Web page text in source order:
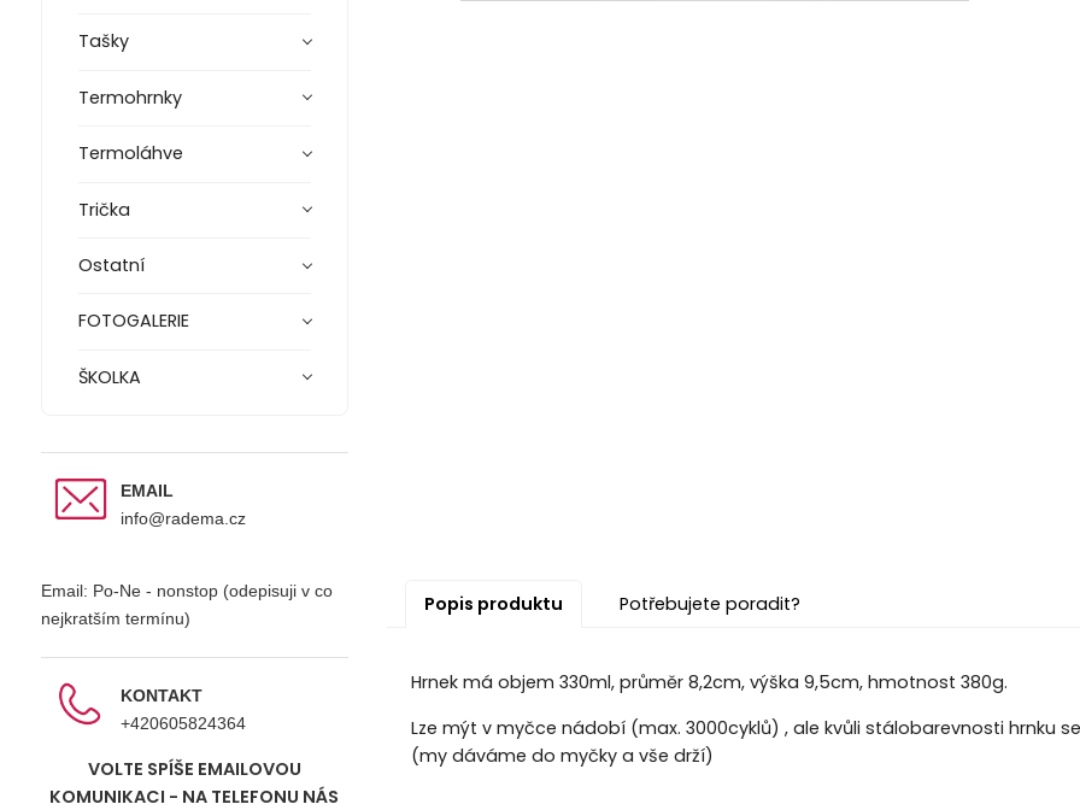
Tašky
Termohrnky
Termoláhve
Trička
Ostatní
FOTOGALERIE
ŠKOLKA
EMAIL
info@radema.cz
Email: Po-Ne - nonstop (odepisuji v co
nejkratším termínu)
KONTAKT
+420605824364
VOLTE SPÍŠE EMAILOVOU
KOMUNIKACI - NA TELEFONU NÁS
Popis produktu Potřebujete poradit?
Hrnek má objem 330ml, průměr 8,2cm, výška 9,5cm, hmotnost 380g.
Lze mýt v myčce nádobí (max. 3000cyklů) , ale kvůli stálobarevnosti hrnku
(my dáváme do myčky a vše drží)